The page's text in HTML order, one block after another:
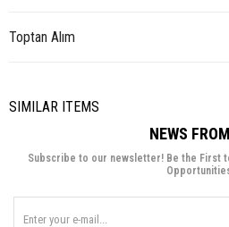
Toptan Alım
SIMILAR ITEMS
NEWS
Subscribe to our newsletter! Be the First